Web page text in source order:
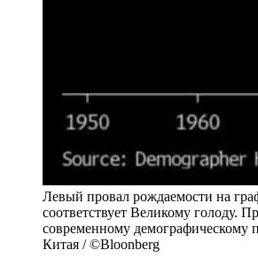
Левый провал рождаемости на
соответствует Великому голоду.
современному демографическому
Китая / ©Bloonberg